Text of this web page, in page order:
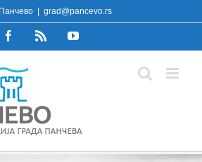
grad@pancevo.rs
FacebookRss YouTube